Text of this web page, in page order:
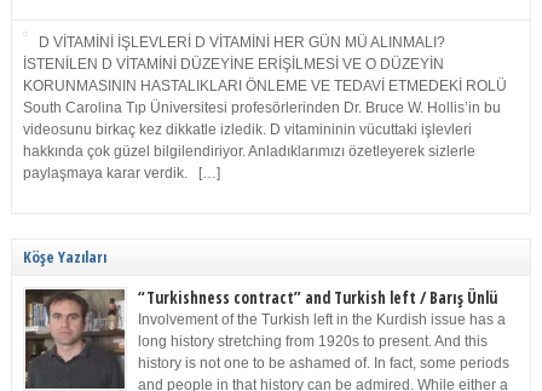
D VİTAMİNİ İŞLEVLERİ D VİTAMİNİ HER GÜN MÜ ALINMALI?
İSTENİLEN D VİTAMİNİ DÜZEYİNE ERİŞİLMESİ VE O DÜZEYİN
KORUNMASININ HASTALIKLARI ÖNLEME VE TEDAVİ ETMEDEKİ ROLÜ
South Carolina Tıp Üniversitesi profesörlerinden Dr. Bruce W. Hollis’in bu
videosunu birkaç kez dikkatle izledik. D vitamininin vücuttaki işlevleri
hakkında çok güzel bilgilendiriyor. Anladıklarımızı özetleyerek sizlerle
paylaşmaya karar verdik. […]
Köşe Yazıları
“Turkishness contract” and Turkish left / Barış Ünlü
Involvement of the Turkish left in the Kurdish issue has a
long history stretching from 1920s to present. And this
history is not one to be ashamed of. In fact, some periods
and people in that history can be admired. While either a